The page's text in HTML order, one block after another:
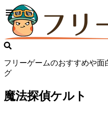
フリーゲームのおすすめや
グ
魔法探偵ケルト